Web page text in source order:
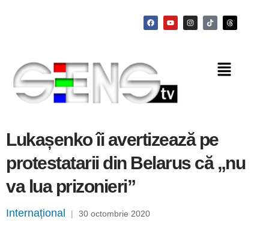
Lukașenko îi avertizează pe
protestatarii din Belarus că „nu
va lua prizonieri”
Internațional | 30 octombrie 2020